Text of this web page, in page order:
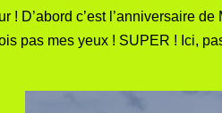
! D’abord c’est l’anniversaire
pas mes yeux ! SUPER ! Ici,